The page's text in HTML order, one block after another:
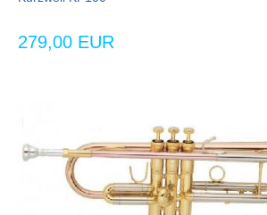
279,00 EUR